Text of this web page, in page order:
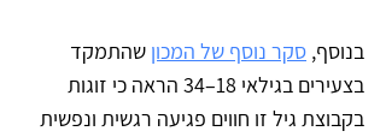
בנוסף, סקר נוסף של המכון שהתמקד
בצעירים בגילאי 18–34 הראה כי זוגות
בקבוצת גיל זו חווים פגיעה רגשית ונפשית